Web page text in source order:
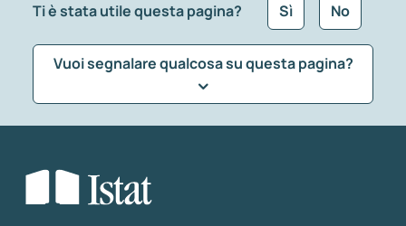
Ti è stata utile questa pagina? Sì No
Vuoi segnalare qualcosa su questa pagina?
Seleziona la tipologia della segnalazione